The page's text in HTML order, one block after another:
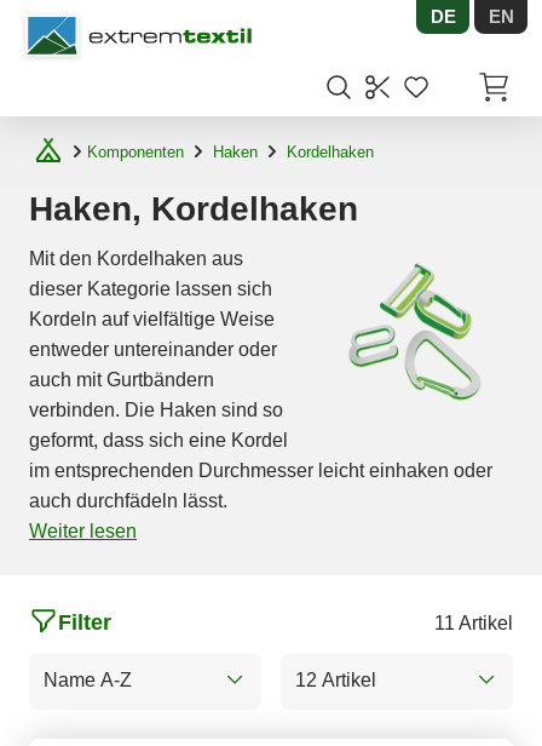
Shopware DE EN
Komponenten Haken Kordelhaken
Haken, Kordelhaken
Mit den Kordelhaken aus
dieser Kategorie lassen sich
Kordeln auf vielfältige Weise
entweder untereinander oder
auch mit Gurtbändern
verbinden. Die Haken sind so
geformt, dass sich eine Kordel
im entsprechenden Durchmesser leicht einhaken oder
auch durchfädeln lässt.
Weiter lesen
Name A-Z
Filter 11 Artikel
12 Artikel